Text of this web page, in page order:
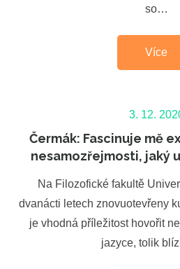
so…
Více
Posted
on
3. 12.
Čermák: Fascinuje mě
nesamozřejmosti, jaký
Na Filozofické fakultě
dvanácti letech znovuotevřeny
je vhodná příležitost hovořit
jazyce, tolik